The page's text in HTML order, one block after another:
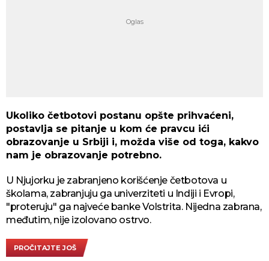
Ukoliko četbotovi postanu opšte prihvaćeni,
postavlja se pitanje u kom će pravcu ići
obrazovanje u Srbiji i, možda više od toga, kakvo
nam je obrazovanje potrebno.
U Njujorku je zabranjeno korišćenje četbotova u
školama, zabranjuju ga univerziteti u Indiji i Evropi,
"proteruju" ga najveće banke Volstrita. Nijedna zabrana,
međutim, nije izolovano ostrvo.
PROČITAJTE JOŠ